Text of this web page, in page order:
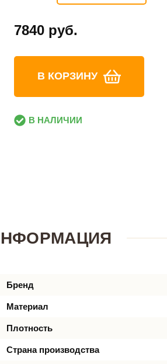
7840 руб.
В КОРЗИНУ
В НАЛИЧИИ
Бренд
Материал
Плотность
Страна производства